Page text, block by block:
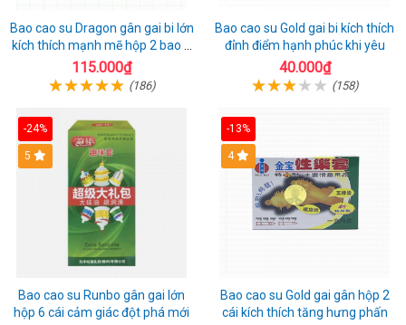
Bao cao su Dragon gân gai bi lớn
kích thích mạnh mẽ hộp 2 bao +
1 riêng
115.000₫
(186)
Bao cao su Gold gai bi kích thích
đỉnh điểm hạnh phúc khi yêu
40.000₫
(158)
-24%
Hot
5
Bao cao su Runbo gân gai lớn
hộp 6 cái cảm giác đột phá mới
-13%
Hot
4
Bao cao su Gold gai gân hộp 2
cái kích thích tăng hưng phấn